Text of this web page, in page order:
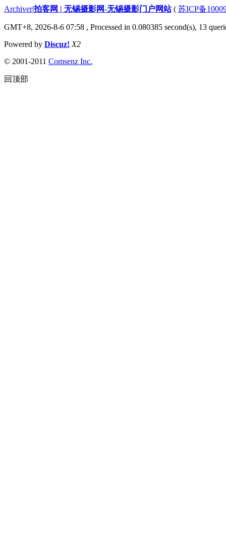
Archiver|拍客网 | 无锡摄影网-无锡摄影门户网站( 苏ICP备
GMT+8, 2026-8-6 07:58 , Processed in 0.080385 second(s), 13
Powered by Discuz! X2
© 2001-2011 Comsenz Inc.
回顶部